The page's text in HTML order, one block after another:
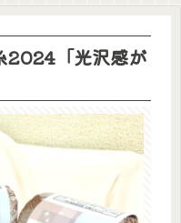
2024「光沢感が